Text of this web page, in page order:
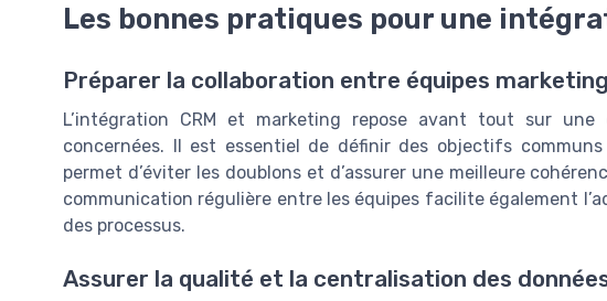
Les bonnes pratiques pour une
Préparer la collaboration entre équipes
L’intégration CRM et marketing repose avant tout sur une
concernées. Il est essentiel de définir des objectifs
permet d’éviter les doublons et d’assurer une meilleure
communication régulière entre les équipes facilite également
des processus.
Assurer la qualité et la centralisation des